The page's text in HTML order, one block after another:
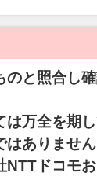
のと照合し
万全を期し
はありませ
NTTドコモ